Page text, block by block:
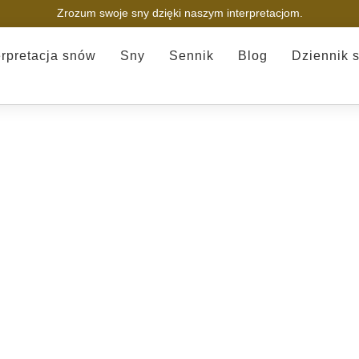
Zrozum swoje sny dzięki naszym interpretacjom.
snów Sny Sennik Blog Dziennik